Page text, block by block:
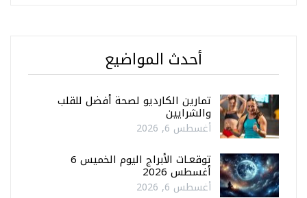
أحدث المواضيع
تمارين الكارديو لصحة أفضل للقلب
والشرايين
أغسطس 6, 2026
توقعـات الأبراج اليوم الخميس 6
أغسطس 2026
أغسطس 6, 2026